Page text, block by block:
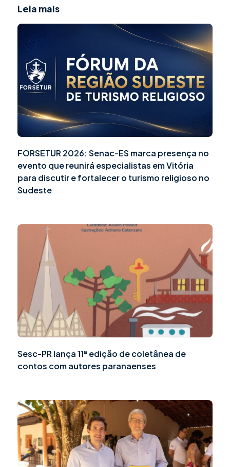
Leia mais
FORSETUR 2026: Senac-ES marca presença no
evento que reunirá especialistas em Vitória
para discutir e fortalecer o turismo religioso no
Sudeste
Sesc-PR lança 11ª edição de coletânea de
contos com autores paranaenses